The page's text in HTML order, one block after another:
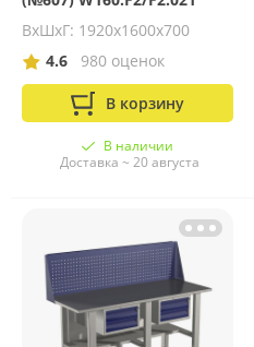
ВхШхГ: 1920х1600х700
4.6
980 оценок
В корзину
В наличии
Доставка ~ 20 августа